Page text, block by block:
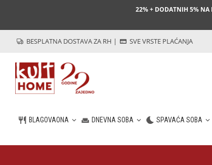
22% + DODATNIH 5% NA
BESPLATNA DOSTAVA ZA RH | SVE VRSTE PLAĆANJA
BLAGOVAONA DNEVNA SOBA SPAVAĆA SOBA